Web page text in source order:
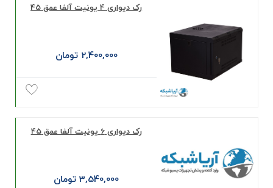
رک دیواری 4 یونیت آلفا عمق 45
2,400,000 تومان
رک دیواری 6 یونیت آلفا عمق 45
3,540,000 تومان